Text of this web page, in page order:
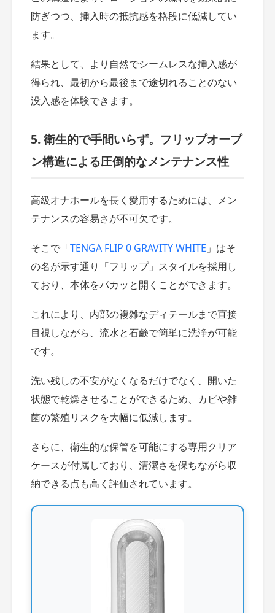
防ぎつつ、挿入時の抵抗感を格段に低減してい
ます。
結果として、より自然でシームレスな挿入感が
得られ、最初から最後まで途切れることのない
没入感を体験できます。
5. 衛生的で手間いらず。フリップオープ
ン構造による圧倒的なメンテナンス性
高級オナホールを長く愛用するためには、メン
テナンスの容易さが不可欠です。
そこで「TENGA FLIP 0 GRAVITY WHITE 」はそ
の名が示す通り「フリップ」スタイルを採用し
ており、本体をパカッと開くことができます。
これにより、内部の複雑なディテールまで直接
目視しながら、流水と石鹸で簡単に洗浄が可能
です。
洗い残しの不安がなくなるだけでなく、開いた
状態で乾燥させることができるため、カビや雑
菌の繁殖リスクを大幅に低減します。
さらに、衛生的な保管を可能にする専用クリア
ケースが付属しており、清潔さを保ちながら収
納できる点も高く評価されています。